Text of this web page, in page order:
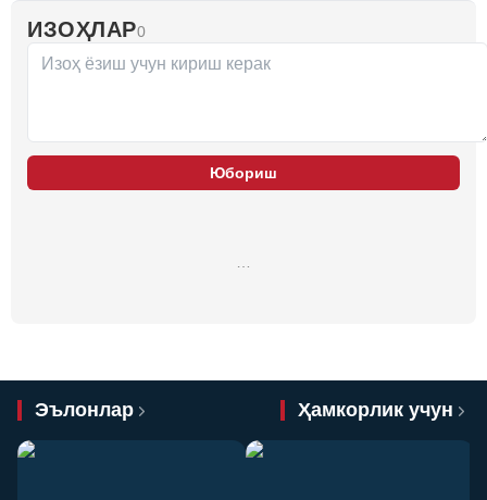
ИЗОҲЛАР0
Юбориш
Эълонлар Ҳамкорлик учун